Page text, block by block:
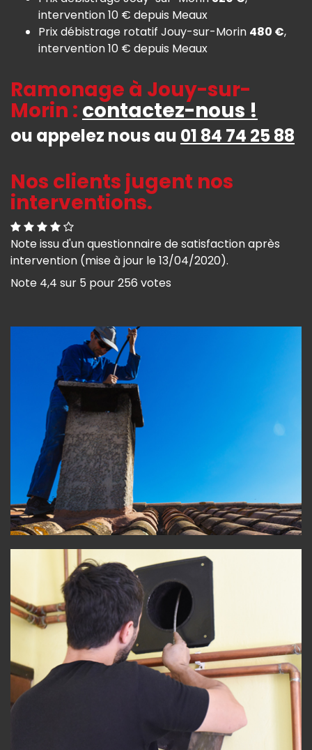
intervention 10 € depuis Meaux
Prix débistrage rotatif Jouy-sur-Morin 480 €,
intervention 10 € depuis Meaux
Ramonage à Jouy-sur-
Morin : contactez-nous !
ou appelez nous au 01 84 74 25 88
Nos clients jugent nos
interventions.
Note issu d'un questionnaire de satisfaction après
intervention (mise à jour le 13/04/2020).
Note 4,4 sur 5 pour256 votes